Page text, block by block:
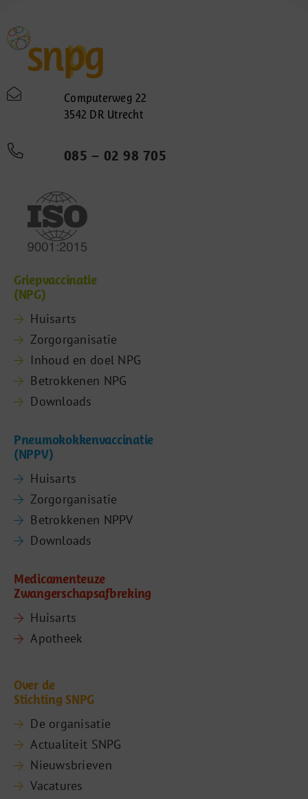
Computerweg 22
3542 DR Utrecht
085 – 02 98 705
Griepvaccinatie
(NPG)
Huisarts
Zorgorganisatie
Inhoud en doel NPG
Betrokkenen NPG
Downloads
Pneumokokkenvaccinatie
(NPPV)
Huisarts
Zorgorganisatie
Betrokkenen NPPV
Downloads
Medicamenteuze
Zwangerschapsafbreking
Huisarts
Apotheek
Over de
Stichting SNPG
De organisatie
Actualiteit SNPG
Nieuwsbrieven
Vacatures